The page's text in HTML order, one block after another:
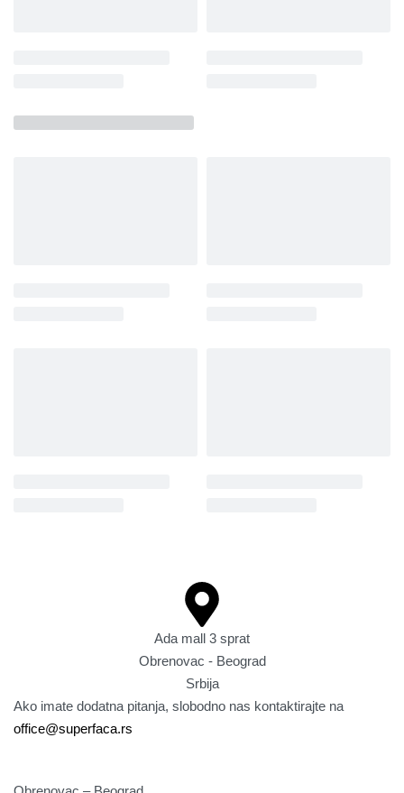
Ada mall 3 sprat
Obrenovac - Beograd
Srbija
Ako imate dodatna pitanja, slobodno nas kontaktirajte na
office@superfaca.rs